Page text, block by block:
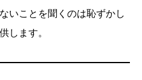
いことを聞くのは恥ずかし
します。